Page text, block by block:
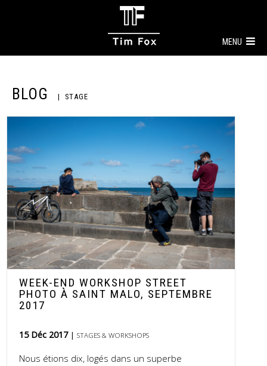
MENU
BLOG STAGE
WEEK-END WORKSHOP STREET
PHOTO À SAINT MALO, SEPTEMBRE
2017
15 Déc 2017 STAGES & WORKSHOPS
Nous étions dix, logés dans un superbe